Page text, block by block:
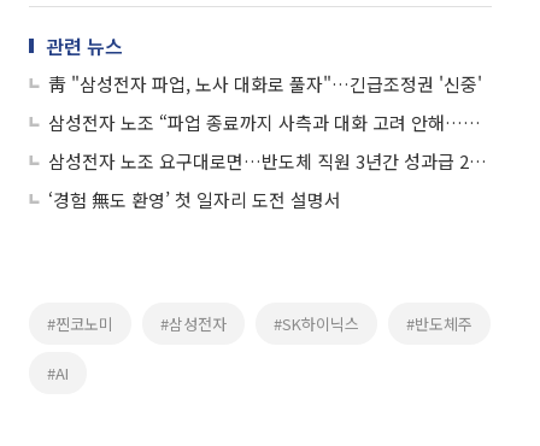
관련 뉴스
靑 "삼성전자 파업, 노사 대화로 풀자"…긴급조정권 '신중'
삼성전자 노조 “파업 종료까지 사측과 대화 고려 안해…협박·폭행 생각 없어”
삼성전자 노조 요구대로면…반도체 직원 3년간 성과급 26억
‘경험 無도 환영’ 첫 일자리 도전 설명서
#찐코노미 #삼성전자 #SK하이닉스 #반도체주
#AI